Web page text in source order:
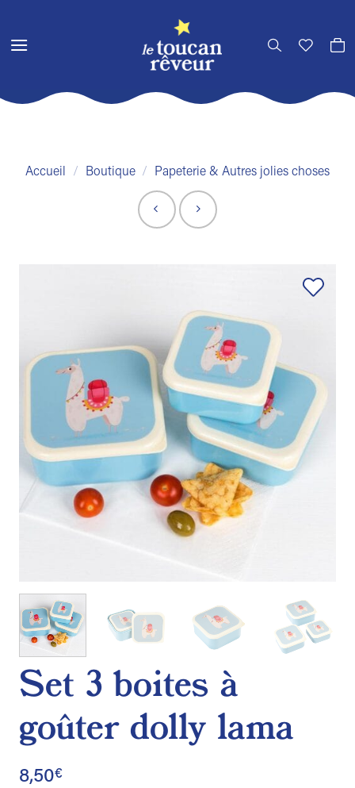
contenu
Accueil / Boutique / Papeterie & Autres jolies choses
Set 3 boites à
goûter dolly lama
8,50€